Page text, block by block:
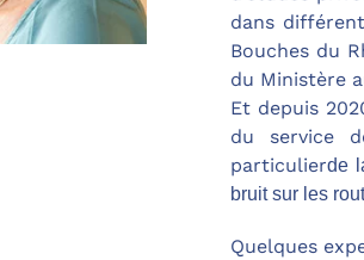
dans
Bouches du
du Ministère
Et depuis
du service
particulierde
bruit sur les
Quelques